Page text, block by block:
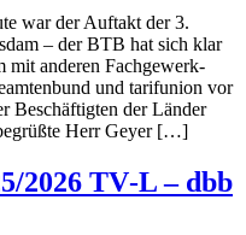
war der Auftakt der 3.
– der BTB hat sich klar
mit anderen Fach­ge­werk­
und tarif­union vor
Beschäf­tigten der Länder
Herr Geyer […]
2026 TV‑L – dbb